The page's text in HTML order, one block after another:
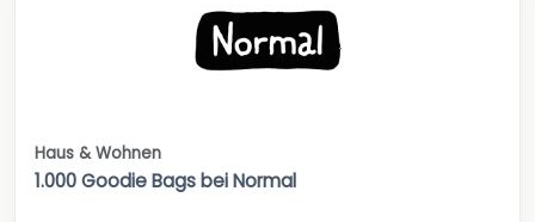
Haus & Wohnen
1.000 Goodie Bags bei Normal